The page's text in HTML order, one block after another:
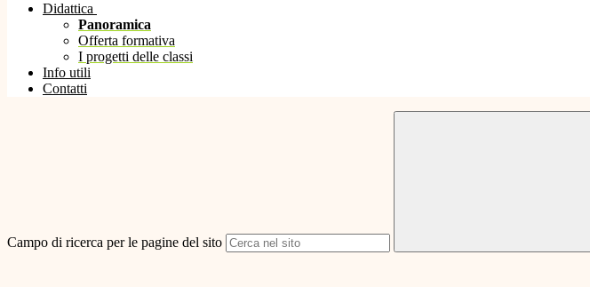
Didattica
Panoramica
Offerta formativa
I progetti delle classi
Info utili
Contatti
Campo di ricerca per le pagine del sito